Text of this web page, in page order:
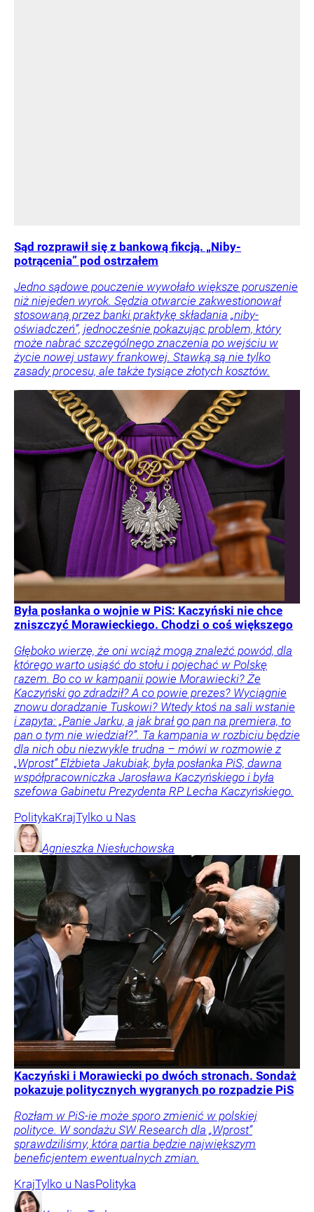
Sąd rozprawił się z bankową fikcją. „Niby-
potrącenia” pod ostrzałem
Jedno sądowe pouczenie wywołało większe poruszenie
niż niejeden wyrok. Sędzia otwarcie zakwestionował
stosowaną przez banki praktykę składania „niby-
oświadczeń”, jednocześnie pokazując problem, który
może nabrać szczególnego znaczenia po wejściu w
życie nowej ustawy frankowej. Stawką są nie tylko
zasady procesu, ale także tysiące złotych kosztów.
Była posłanka o wojnie w PiS: Kaczyński nie chce
zniszczyć Morawieckiego. Chodzi o coś większego
Głęboko wierzę, że oni wciąż mogą znaleźć powód, dla
którego warto usiąść do stołu i pojechać w Polskę
razem. Bo co w kampanii powie Morawiecki? Że
Kaczyński go zdradził? A co powie prezes? Wyciągnie
znowu doradzanie Tuskowi? Wtedy ktoś na sali wstanie
i zapyta: „Panie Jarku, a jak brał go pan na premiera, to
pan o tym nie wiedział?”. Ta kampania w rozbiciu będzie
dla nich obu niezwykle trudna – mówi w rozmowie z
„Wprost” Elżbieta Jakubiak, była posłanka PiS, dawna
współpracowniczka Jarosława Kaczyńskiego i była
szefowa Gabinetu Prezydenta RP Lecha Kaczyńskiego.
PolitykaKrajTylko u Nas
Agnieszka Niesłuchowska
Kaczyński i Morawiecki po dwóch stronach. Sondaż
pokazuje politycznych wygranych po rozpadzie PiS
Rozłam w PiS-ie może sporo zmienić w polskiej
polityce. W sondażu SW Research dla „Wprost”
sprawdziliśmy, która partia będzie największym
beneficjentem ewentualnych zmian.
KrajTylko u NasPolityka